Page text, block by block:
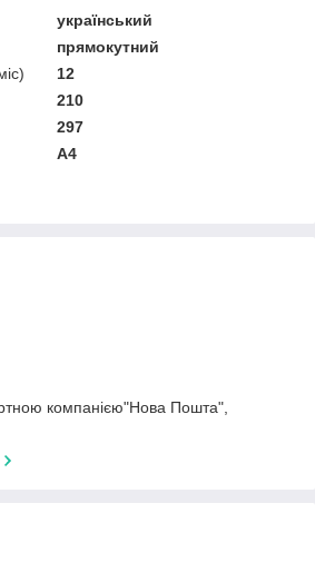
український
прямокутний
12
210
297
А4
компанією"Нова Пошта",